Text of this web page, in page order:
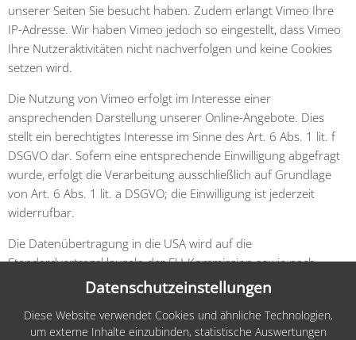
Datenschutzeinstellungen
Diese Website verwendet Cookies und ähnliche Technologien,
um externe Inhalte einzubinden, statistische Auswertungen
unserer Seiten Sie besucht haben. Zudem erlangt Vimeo Ihre
IP-Adresse. Wir haben Vimeo jedoch so eingestellt, dass Vimeo
Ihre Nutzeraktivitäten nicht nachverfolgen und keine Cookies
setzen wird.
Die Nutzung von Vimeo erfolgt im Interesse einer
ansprechenden Darstellung unserer Online-Angebote. Dies
stellt ein berechtigtes Interesse im Sinne des Art. 6 Abs. 1 lit. f
DSGVO dar. Sofern eine entsprechende Einwilligung abgefragt
wurde, erfolgt die Verarbeitung ausschließlich auf Grundlage
von Art. 6 Abs. 1 lit. a DSGVO; die Einwilligung ist jederzeit
widerrufbar.
Die Datenübertragung in die USA wird auf die
Standardvertragsklauseln der EU-Kommission sowie nach
Aussage von Vimeo auf „berechtigte Geschäftsinteressen“
https://vimeo.com/privacy
Weitere Informationen zum Umgang mit Nutzerdaten finden